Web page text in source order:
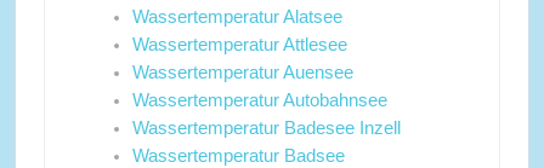
Wassertemperatur Alatsee
Wassertemperatur Attlesee
Wassertemperatur Auensee
Wassertemperatur Autobahnsee
Wassertemperatur Badesee Inzell
Wassertemperatur Badsee